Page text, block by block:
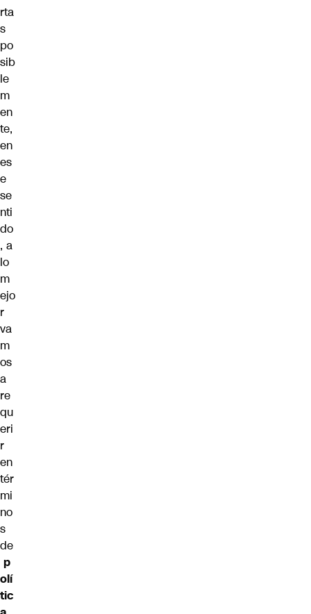
rta
s
po
sib
le
m
en
te,
en
es
e
se
nti
do
, a
lo
m
ejo
r
va
m
os
a
re
qu
eri
r
en
tér
mi
no
s
de
p
olí
tic